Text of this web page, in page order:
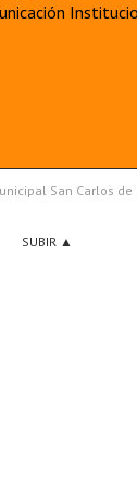
San Carlos de
SUBIR ▲